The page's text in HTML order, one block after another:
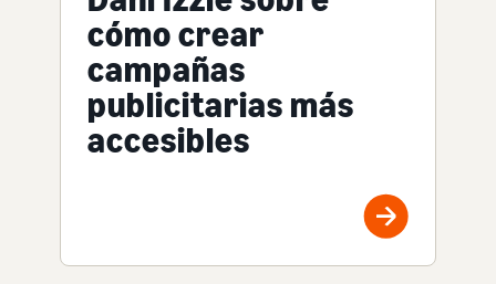
cómo crear
campañas
publicitarias más
accesibles